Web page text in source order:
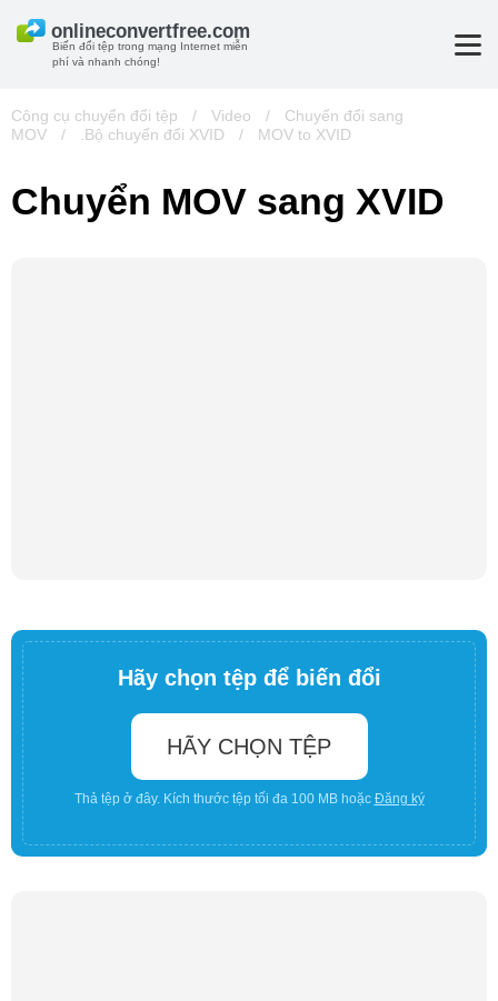
Biến đổi tệp trong mạng Internet miễn
phí và nhanh chóng!
Công cụ chuyển đổi tệp / Video /
Chuyển đổi sang
MOV
/ .Bộ chuyển đổi XVID / MOV to XVID
Chuyển MOV sang XVID
Hãy chọn tệp để biến đổi
HÃY CHỌN TỆP
Thả tệp ở đây. Kích thước tệp tối đa 100 MB hoặc Đăng ký